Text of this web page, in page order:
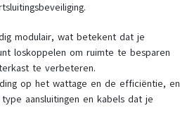
modulair, wat betekent dat je
loskoppelen om ruimte te besparen
te verbeteren.
op het wattage en de efficiëntie, en
aansluitingen en kabels dat je